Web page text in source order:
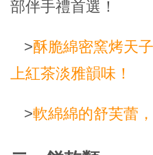
部伴手禮首選！
>酥脆綿密窯烤天
上紅茶淡雅韻味！
>軟綿綿的舒芙蕾